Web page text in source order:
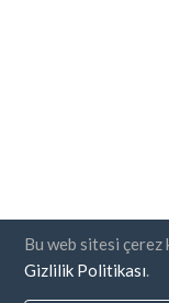
Bu web sitesi çerez
Gizlilik Politikası